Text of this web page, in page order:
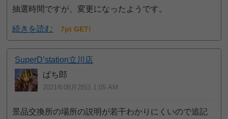
抽選時間ですが、変更になったようです。
続きを読む 7pt GET!
SuperD’station立川店
ぱち郎
2021年08月28日 1:05 AM
景品交換所の場所の説明が若干わかりにくいので追記